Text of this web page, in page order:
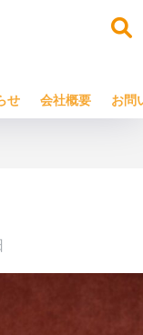
せ 会社概要 お問